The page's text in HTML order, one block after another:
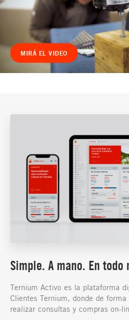
MIRÁ EL VIDEO
Simple. A mano. En todo
Ternium Activo es la plataforma
Clientes Ternium, donde de
realizar consultas y compras on-